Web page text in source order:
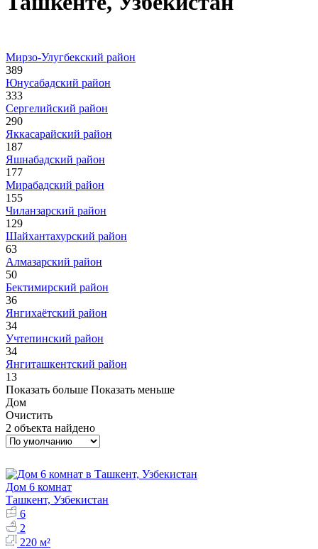
Мирзо-Улугбекский район
389
Юнусабадский район
333
Сергелийский район
290
Яккасарайский район
187
Яшнабадский район
177
Мирабадский район
155
Чиланзарский район
129
Шайхантахурский район
63
Алмазарский район
50
Бектимирский район
36
Янгихаётский район
34
Учтепинский район
34
Янгиташкентский район
13
Показать больше Показать меньше
Дом
Очистить
2 объекта найдено
Дом 6 комнат
Ташкент, Узбекистан
6
2
220 м²